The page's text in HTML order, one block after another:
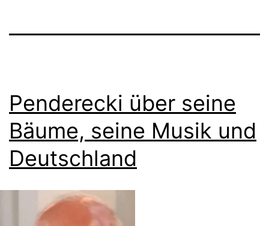
Penderecki über seine
Bäume, seine Musik und
Deutschland